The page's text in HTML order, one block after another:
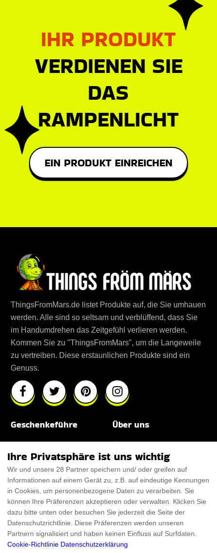
IHR PRODUKT
VERDIENEN SIE
DAS
RAMPENLICHT
EIN PRODUKT EINREICHEN
ThingsFromMars.de listet Produkte auf, die Sie umhauen
werden. Alle sind so seltsam und verblüffend, dass Sie
im Handumdrehen das Zeitgefühl verlieren werden.
Kommen Sie zu "ThingsFromMars", um die Langeweile
zu vertreiben. Diese erstaunlichen Produkte sind ein
Genuss.
Geschenkeführe
Für Haustiere
ThanksGiving
Über uns
Rabattcode
Trendiger Rabattcode
Black Friday
Ein Produkt einreichen Datenschutz­erklärung
Ihre Privatsphäre ist uns wichtig
Wir und unsere 28 Partner speichern und/ oder greifen auf
Informationen auf einem Gerät zu, z.B. auf eindeutige Kennungen
in Cookies, um personenbezogene Daten zu verarbeiten. Sie
können Ihre Präferenzen akzeptieren oder verwalten. Klicken Sie
dazu bitte unten oder besuchen Sie jederzeit die Seite der
Datenschutzrichtlinie. Diese Präferenzen werden unseren
Partnern signalisiert und haben keinen Einfluss auf Surfdaten.
Cookie-Richtlinie Datenschutzerklärung